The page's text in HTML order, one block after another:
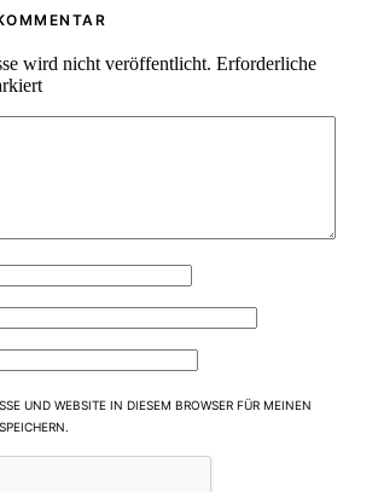
wird nicht veröffentlicht. Erforderliche
UND WEBSITE IN DIESEM BROWSER FÜR MEINEN